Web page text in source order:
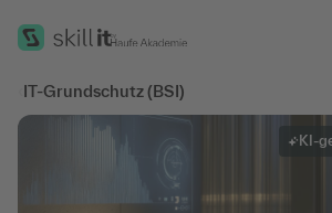
IT-Grundschutz (BSI)
KI-